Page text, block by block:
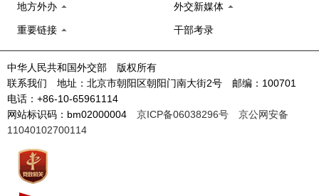
地方外办 外交新媒体
重要链接 干部考录
中华人民共和国外交部 版权所有
联系我们 地址：北京市朝阳区朝阳门南大街2号 邮编：100701
电话：+86-10-65961114
网站标识码：bm02000004 京ICP备06038296号
京公网安备
11040102700114